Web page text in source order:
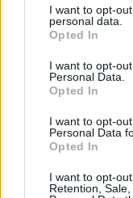
I want to opt-
personal data.
Opted In
I want to opt-
Personal Data.
Opted In
I want to opt-
Personal Data
Opted In
I want to opt-
Retention,
ότι το θέμα θα
βαθιά και ευρεία
ΝΑΤΟ για την
Σουηδίας.
σύντομα μια
Στην
γερουσιαστής
υφυπουργό να
χρονοδιάγραμμα
επιβεβαιώσει